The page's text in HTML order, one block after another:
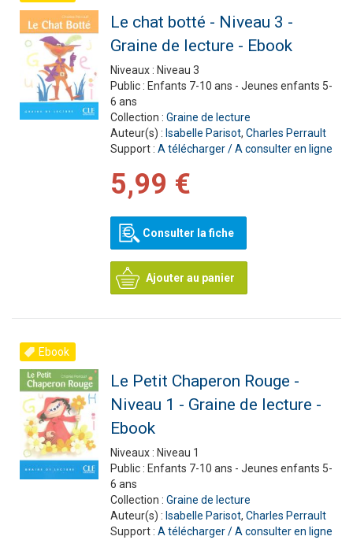
Le chat botté - Niveau 3 -
Graine de lecture - Ebook
Niveaux : Niveau 3
Public : Enfants 7-10 ans - Jeunes enfants 5-
6 ans
Collection : Graine de lecture
Auteur(s) : Isabelle Parisot, Charles Perrault
Support : A télécharger / A consulter en ligne
5,99 €
Consulter la fiche
Ajouter au panier
Ebook
Le Petit Chaperon Rouge -
Niveau 1 - Graine de lecture -
Ebook
Niveaux : Niveau 1
Public : Enfants 7-10 ans - Jeunes enfants 5-
6 ans
Collection : Graine de lecture
Auteur(s) : Isabelle Parisot, Charles Perrault
Support : A télécharger / A consulter en ligne